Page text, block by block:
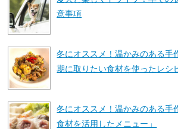
意事項
冬にオススメ！温かみのある手
期に取りたい食材を使ったレシ
冬にオススメ！温かみのある手
食材を活用したメニュー」